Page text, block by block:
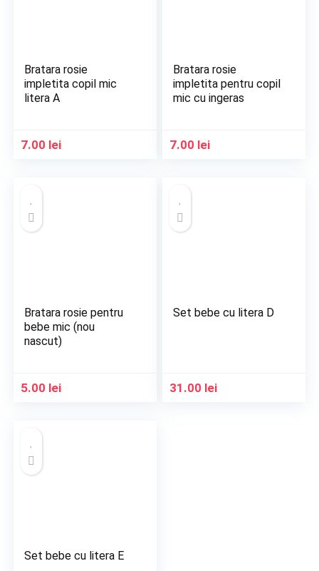
Bratara rosie
impletita copil mic
litera A
7.00 lei
Bratara rosie
impletita pentru copil
mic cu ingeras
7.00 lei
Bratara rosie pentru
bebe mic (nou
nascut)
5.00 lei
Set bebe cu litera D
31.00 lei
Set bebe cu litera E